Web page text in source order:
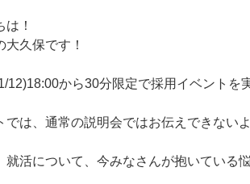
！
久保です！
12)18:00から30分限定で採用イベントを
では、通常の説明会ではお伝えできない
就活について、今みなさんが抱いている